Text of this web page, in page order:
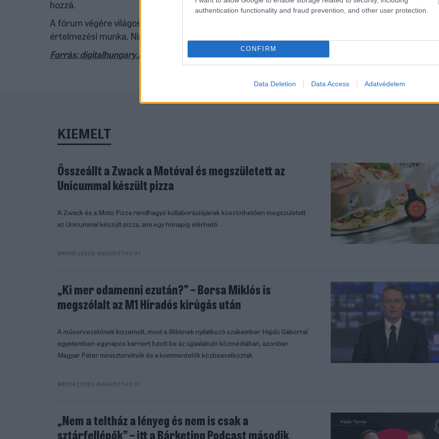
authentication functionality and fraud prevention, and other user protection.
CONFIRM
Data Deletion Data Access Adatvédelem
hozzá.
A fórum végére világossá vált: a stratégiai kommunikáció nem egy eszközrendszer, hanem
értelmezési munka. Nincs egyetlen jó válasz, csak jobb vagy rosszabb kérdések.
Forrás: digitalhungary.hu
KIEMELT
Összeállt a Zwack a Motóval és megszületett az
Unicummal készült pizza
A Zwack és a Moto Pizza rendhagyó kollaborációjának köszönhetően megszületett
az Unicummal készült pizza, ami egy hónapig elérhető.
BRAND | 2026. AUGUSZTUS 07.
„Ki mer odamenni ezután?” – Borsa Miklós is
megszólalt az M1 Híradós kirúgás után
A műsorvezetőnek kiszemelt, most a Blikknek nyilatkozó szakember Hajdú Gáborral
egyetemben egynapos karriert futott be az újjáalakuló közmédiában, azonban
Magyar Péter miniszterelnök és a kommentelők közbeavatkoztak.
MÉDIA | 2026. AUGUSZTUS 07.
„Nem a teltház a lényeg és nem is csak a
sztárfellépők” – itt a Bárketing Podcast második